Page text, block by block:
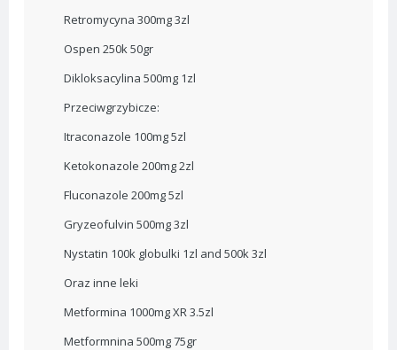
Retromycyna 300mg 3zl
Ospen 250k 50gr
Dikloksacylina 500mg 1zl
Przeciwgrzybicze:
Itraconazole 100mg 5zl
Ketokonazole 200mg 2zl
Fluconazole 200mg 5zl
Gryzeofulvin 500mg 3zl
Nystatin 100k globulki 1zl and 500k 3zl
Oraz inne leki
Metformina 1000mg XR 3.5zl
Metformnina 500mg 75gr